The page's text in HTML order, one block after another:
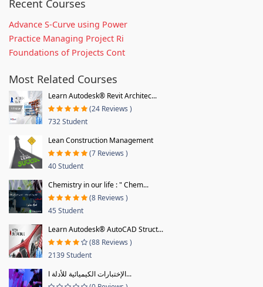
Recent Courses
Advance S-Curve using Power
Practice Managing Project Ri
Foundations of Projects Cont
Most Related Courses
Learn Autodesk® Revit Architec...
(24 Reviews )
732 Student
Lean Construction Management
(7 Reviews )
40 Student
Chemistry in our life : " Chem...
(8 Reviews )
45 Student
Learn Autodesk® AutoCAD Struct...
(88 Reviews )
2139 Student
الإختبارات الكيميائية للأدلة ا...